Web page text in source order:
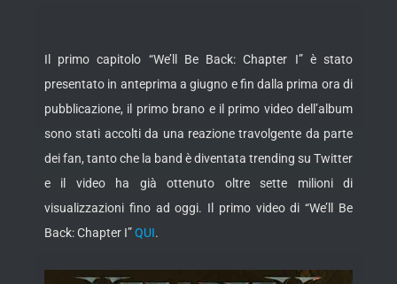
Il primo capitolo “We’ll Be Back: Chapter I” è stato
presentato in anteprima a giugno e fin dalla prima ora di
pubblicazione, il primo brano e il primo video dell’album
sono stati accolti da una reazione travolgente da parte
dei fan, tanto che la band è diventata trending su Twitter
e il video ha già ottenuto oltre sette milioni di
visualizzazioni fino ad oggi. Il primo video di “We’ll Be
Back: Chapter I”QUI.